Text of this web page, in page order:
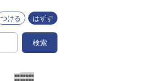
つける はずす
検索